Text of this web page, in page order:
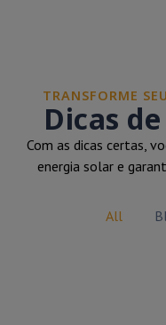
TRANSFORME
Dicas
Com as dicas certas,
energia solar e
All